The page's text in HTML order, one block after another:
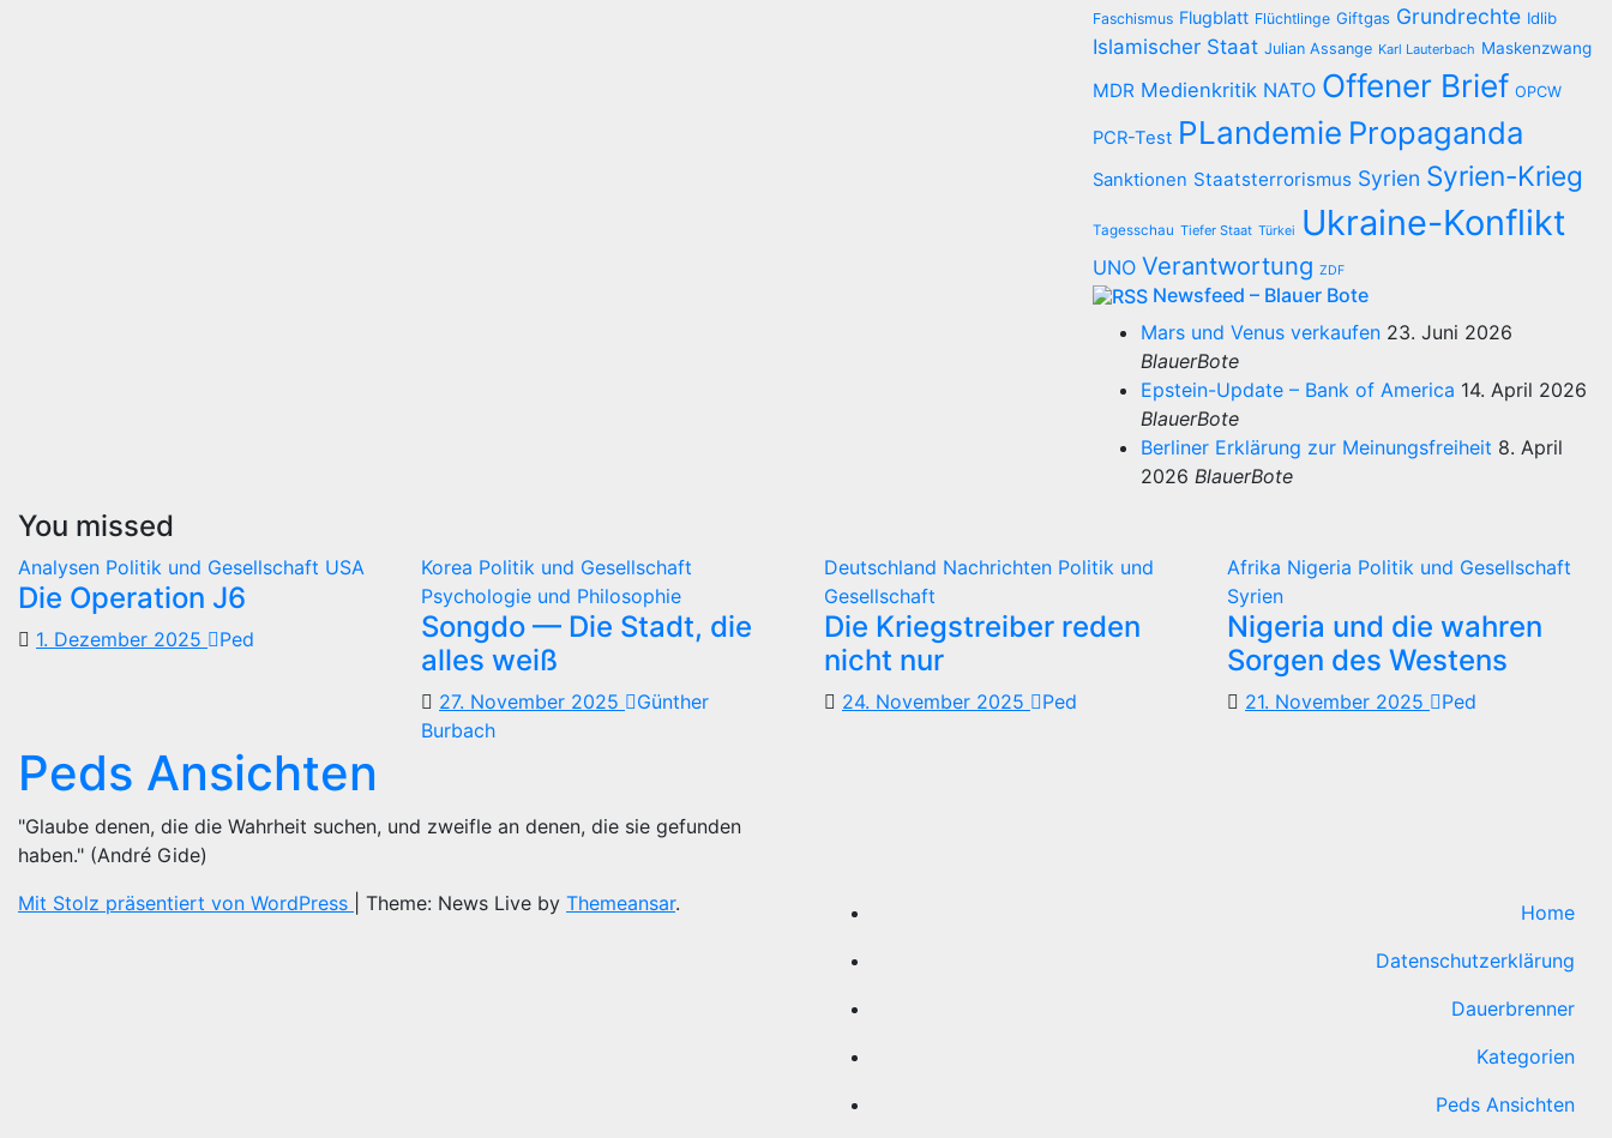
Faschismus Flugblatt Flüchtlinge Giftgas Grundrechte Idlib
Islamischer Staat Julian Assange Karl Lauterbach Maskenzwang
MDR Medienkritik NATO Offener Brief OPCW
PCR-Test PLandemie Propaganda
Sanktionen Staatsterrorismus Syrien Syrien-Krieg
Tagesschau Tiefer Staat Türkei Ukraine-Konflikt
UNO Verantwortung ZDF
Newsfeed – Blauer Bote
Mars und Venus verkaufen 23. Juni 2026
BlauerBote
Epstein-Update – Bank of America 14. April 2026
BlauerBote
Berliner Erklärung zur Meinungsfreiheit 8. April
2026 BlauerBote
You missed
Analysen Politik und Gesellschaft USA
Die Operation J6
1. Dezember 2025 Ped
Korea Politik und Gesellschaft
Psychologie und Philosophie
Songdo — Die Stadt, die
alles weiß
27. November 2025
Günther
Burbach
Deutschland Nachrichten Politik und
Gesellschaft
Die Kriegstreiber reden
nicht nur
24. November 2025 Ped
Afrika Nigeria Politik und Gesellschaft
Syrien
Nigeria und die wahren
Sorgen des Westens
21. November 2025 Ped
Peds Ansichten
"Glaube denen, die die Wahrheit suchen, und zweifle an denen, die sie gefunden
haben." (André Gide)
Mit Stolz präsentiert von WordPress
Theme: News Live by Themeansar.
Home
Datenschutzerklärung
Dauerbrenner
Kategorien
Peds Ansichten